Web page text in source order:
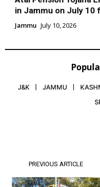
in Jammu on July
Jammu July 10, 2026
J&K JAMMU
PREVIOUS ARTICLE